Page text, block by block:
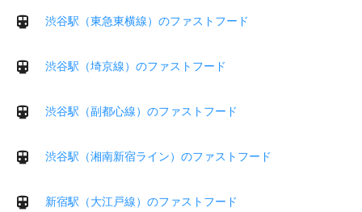
渋谷駅（東急東横線）のファストフード
渋谷駅（埼京線）のファストフード
渋谷駅（副都心線）のファストフード
渋谷駅（湘南新宿ライン）のファストフード
新宿駅（大江戸線）のファストフード